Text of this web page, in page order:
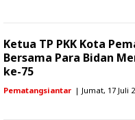
Ketua TP PKK Kota
Bersama Para Bidan
ke-75
Pematangsiantar | Jumat, 17 Juli